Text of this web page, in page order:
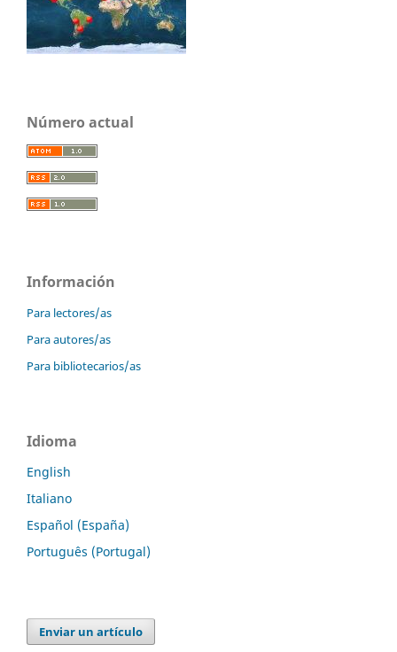
Número actual
Información
Para lectores/as
Para autores/as
Para bibliotecarios/as
Idioma
English
Italiano
Español (España)
Português (Portugal)
Enviar un artículo